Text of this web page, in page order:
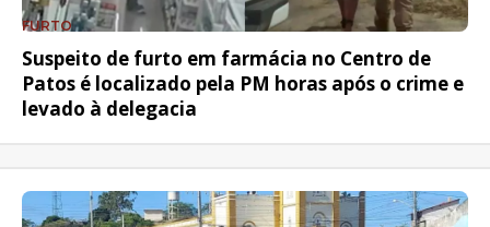
FURTO
Suspeito de furto em farmácia no Centro de
Patos é localizado pela PM horas após o crime e
levado à delegacia